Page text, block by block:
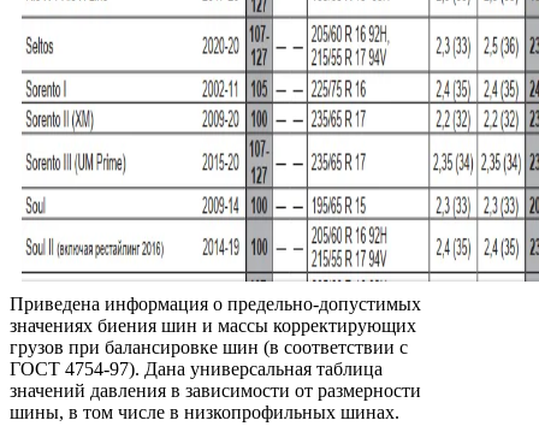
Приведена информация о предельно-допустимых
значениях биения шин и массы корректирующих
грузов при балансировке шин (в соответствии с
ГОСТ 4754-97). Дана универсальная таблица
значений давления в зависимости от размерности
шины, в том числе в низкопрофильных шинах.